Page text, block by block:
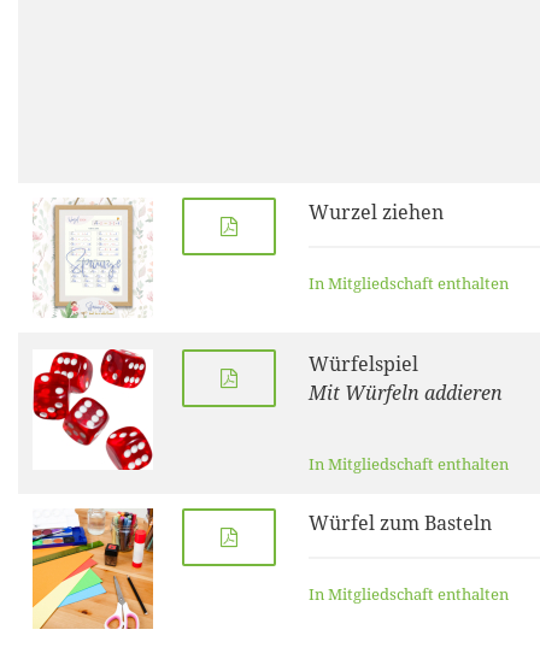
Wurzel ziehen
In Mitgliedschaft enthalten
Würfelspiel
Mit Würfeln addieren
In Mitgliedschaft enthalten
Würfel zum Basteln
In Mitgliedschaft enthalten